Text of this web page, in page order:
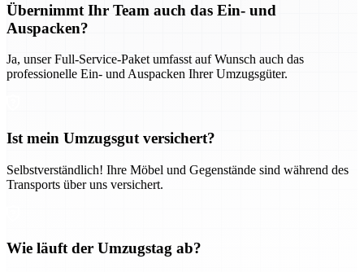
Übernimmt Ihr Team auch das Ein- und
Auspacken?
Ja, unser Full-Service-Paket umfasst auf Wunsch auch das
professionelle Ein- und Auspacken Ihrer Umzugsgüter.
Ist mein Umzugsgut versichert?
Selbstverständlich! Ihre Möbel und Gegenstände sind während des
Transports über uns versichert.
Wie läuft der Umzugstag ab?